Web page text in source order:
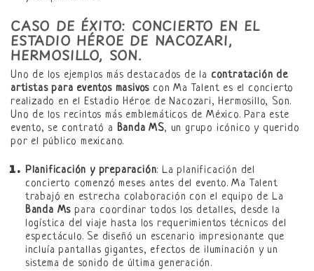
CASO DE ÉXITO: CONCIERTO EN EL
ESTADIO HÉROE DE NACOZARI,
HERMOSILLO, SON.
Uno de los ejemplos más destacados de la contratación de
artistas para eventos masivos con Ma Talent es el concierto
realizado en el Estadio Héroe de Nacozari, Hermosillo, Son.
Uno de los recintos más emblemáticos de México. Para este
evento, se contrató a Banda MS, un grupo icónico y querido
por el público mexicano.
Planificación y preparación: La planificación del
concierto comenzó meses antes del evento. Ma Talent
trabajó en estrecha colaboración con el equipo de La
Banda Ms para coordinar todos los detalles, desde la
logística del viaje hasta los requerimientos técnicos del
espectáculo. Se diseñó un escenario impresionante que
incluía pantallas gigantes, efectos de iluminación y un
sistema de sonido de última generación.